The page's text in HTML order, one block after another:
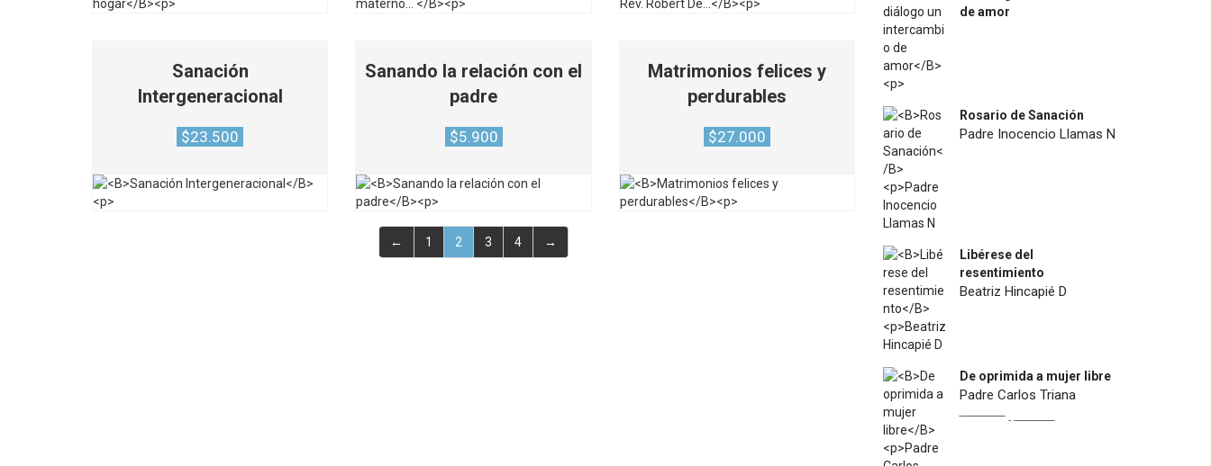
Sanación
Intergeneracional
$23.500
Sanando la relación con el
padre
$5.900
Matrimonios felices y
perdurables
$27.000
← 1 2 3 4 →
de amor
Rosario de Sanación
Padre Inocencio Llamas N
Libérese del
resentimiento
Beatriz Hincapié D
De oprimida a mujer libre
Padre Carlos Triana
$22.900